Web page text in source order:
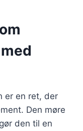
er en ret, der
Den møre
den til en